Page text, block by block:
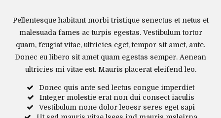
Pellentesque habitant morbi tristique senectus et netus et
malesuada fames ac turpis egestas. Vestibulum tortor
quam, feugiat vitae, ultricies eget, tempor sit amet, ante.
Donec eu libero sit amet quam egestas semper. Aenean
ultricies mi vitae est. Mauris placerat eleifend leo.
Donec quis ante sed lectus congue imperdiet
Integer molestie erat non dui consect iaculis
Vestibulum none dolor leoesr seres eget sapi